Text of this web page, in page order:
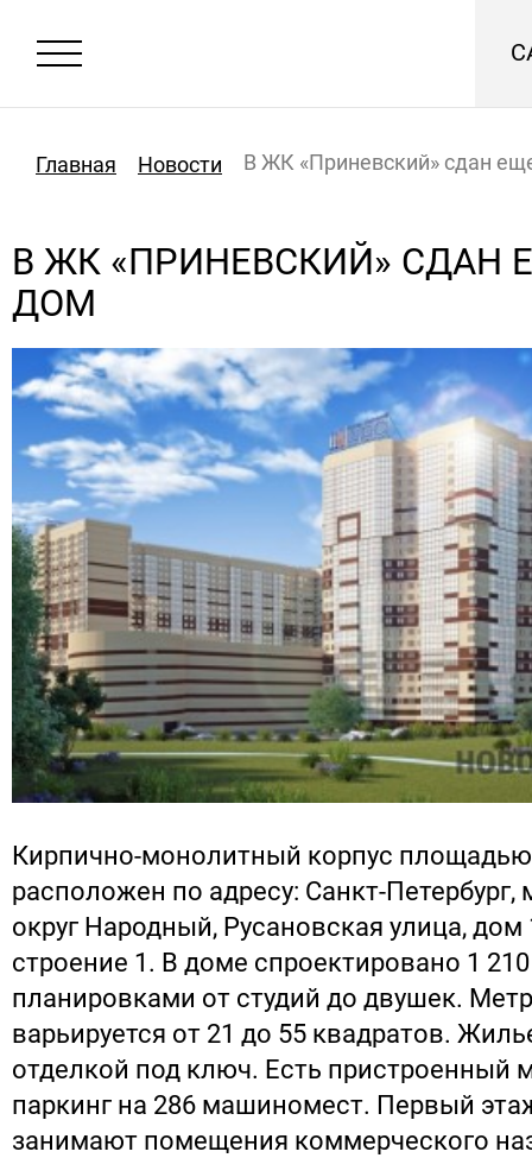
Главная Новости В ЖК «Приневский» сдан
В ЖК «ПРИНЕВСКИЙ» СДАН
ДОМ
Кирпично-монолитный корпус
расположен по адресу: Санкт-
округ Народный, Русановская улица, дом
строение 1. В доме спроектировано 1 210
планировками от студий до двушек.
варьируется от 21 до 55 квадратов.
отделкой под ключ. Есть пристроенный
паркинг на 286 машиномест. Первый
занимают помещения коммерческого